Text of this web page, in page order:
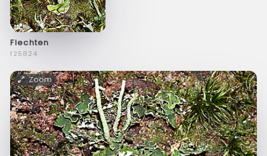
Flechten
f25824
Zoom